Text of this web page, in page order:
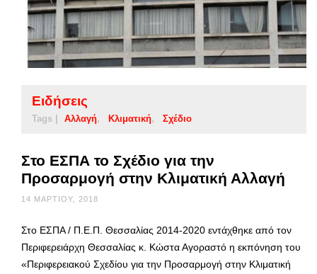
Ειδήσεις
Tags | Αλλαγή Κλιματική Σχέδιο
Στο ΕΣΠΑ το Σχέδιο για την
Προσαρμογή στην Κλιματική Αλλαγή
14 ΜΑΡΤΊΟΥ, 2018
Στο ΕΣΠΑ / Π.Ε.Π. Θεσσαλίας 2014-2020 εντάχθηκε από τον
Περιφερειάρχη Θεσσαλίας κ. Κώστα Αγοραστό η εκπόνηση του
«Περιφερειακού Σχεδίου για την Προσαρμογή στην Κλιματική